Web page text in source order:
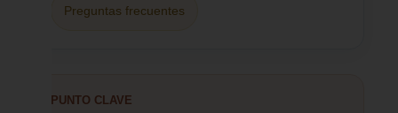
Preguntas frecuentes
PUNTO CLAVE